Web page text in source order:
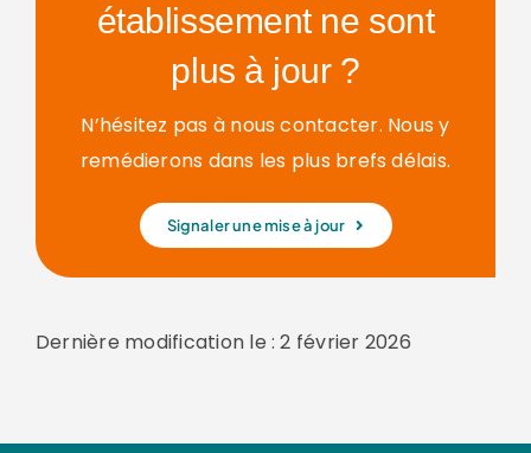
établissement ne sont
plus à jour ?
N’hésitez pas à nous contacter. Nous y
remédierons dans les plus brefs délais.
Signaler une mise à jour
Dernière modification le : 2 février 2026